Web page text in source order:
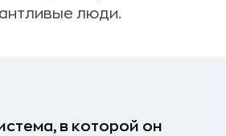
люди.
в которой он